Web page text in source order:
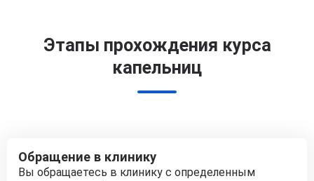
Этапы прохождения курса
капельниц
Обращение в клинику
Вы обращаетесь в клинику с определенным